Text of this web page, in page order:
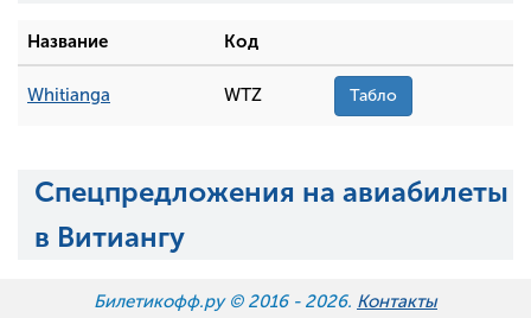
Название Код
Whitianga WTZ Табло
Спецпредложения на авиабилеты
в Витиангу
Билетикофф.ру © 2016 - 2026. Контакты